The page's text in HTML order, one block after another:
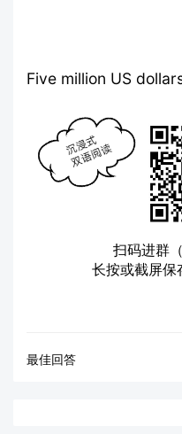
Five million US
扫码进群
长按或截屏保
最佳回答